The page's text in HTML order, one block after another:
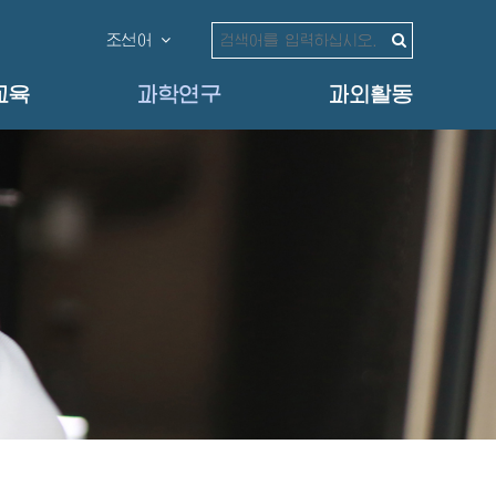
조선어
육 과학연구 과외활동